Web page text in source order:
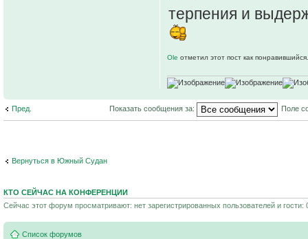
терпения и
Ole отметил этот пост как понравившийся.
Пред. Показать сообщения за: Поле
Вернуться в Южный Судан
КТО СЕЙЧАС НА КОНФЕРЕНЦИИ
Сейчас этот форум просматривают: нет зарегистрированных пользователей и гости:
Список форумов